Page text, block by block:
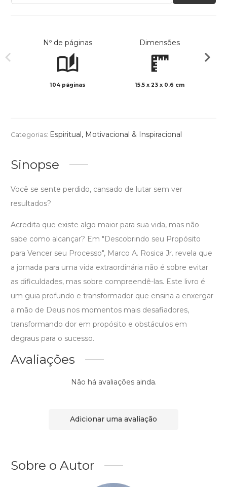
Nº de páginas
104 páginas
Dimensões
15.5 x 23 x 0.6 cm
Categorias: Espiritual, Motivacional & Inspiracional
Sinopse
Você se sente perdido, cansado de lutar sem ver
resultados?
Acredita que existe algo maior para sua vida, mas não
sabe como alcançar? Em "Descobrindo seu Propósito
para Vencer seu Processo", Marco A. Rosica Jr. revela que
a jornada para uma vida extraordinária não é sobre evitar
as dificuldades, mas sobre compreendê-las. Este livro é
um guia profundo e transformador que ensina a enxergar
a mão de Deus nos momentos mais desafiadores,
transformando dor em propósito e obstáculos em
degraus para o sucesso.
Avaliações
Não há avaliações ainda.
Adicionar uma avaliação
Sobre o Autor